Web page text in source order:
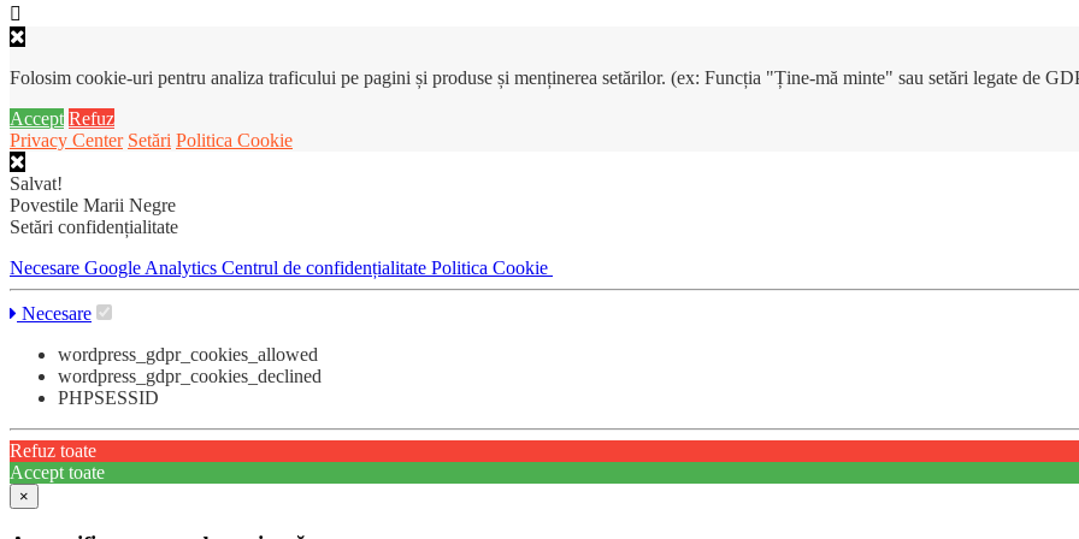
Folosim cookie-uri pentru analiza traficului pe pagini și produse și menținerea setărilor. (ex: Funcția "Ține-mă minte" sau setări legate de
Accept Refuz
Privacy Center Setări Politica Cookie
Salvat!
Povestile Marii Negre
Setări confidențialitate
Necesare Google Analytics Centrul de confidențialitate Politica Cookie
Necesare
wordpress_gdpr_cookies_allowed
wordpress_gdpr_cookies_declined
PHPSESSID
Refuz toate
Accept toate
×